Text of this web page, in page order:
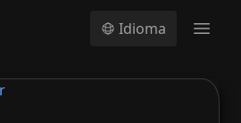
Idioma